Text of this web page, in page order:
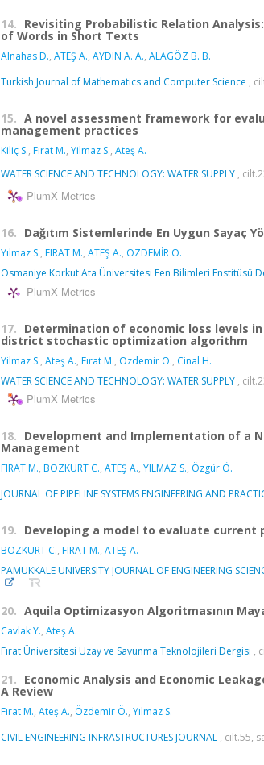
14. Revisiting Probabilistic Relation
of Words in Short Texts
Alnahas D., ATEŞ A., AYDIN A. A., ALAGÖZ B. B.
Turkish Journal of Mathematics and Computer Science ,
15. A novel assessment framework for
management practices
Kiliç S., Fırat M., Yilmaz S., Ateş A.
WATER SCIENCE AND TECHNOLOGY: WATER SUPPLY ,
PlumX Metrics
16. Dağıtım Sistemlerinde En Uygun Sayaç
Yılmaz S., FIRAT M., ATEŞ A., ÖZDEMİR Ö.
Osmaniye Korkut Ata Üniversitesi Fen Bilimleri Enstitüsü
PlumX Metrics
17. Determination of economic loss levels
district stochastic optimization algorithm
Yilmaz S., Ateş A., Fırat M., Özdemir Ö., Cinal H.
WATER SCIENCE AND TECHNOLOGY: WATER SUPPLY ,
PlumX Metrics
18. Development and Implementation of a
Management
FIRAT M., BOZKURT C., ATEŞ A., YILMAZ S., Özgür Ö.
JOURNAL OF PIPELINE SYSTEMS ENGINEERING AND
19. Developing a model to evaluate
BOZKURT C., FIRAT M., ATEŞ A.
PAMUKKALE UNIVERSITY JOURNAL OF ENGINEERING
20. Aquila Optimizasyon Algoritmasının
Cavlak Y., Ateş A.
Fırat Üniversitesi Uzay ve Savunma Teknolojileri Dergisi ,
21. Economic Analysis and Economic
A Review
Fırat M., Ateş A., Özdemir Ö., Yılmaz S.
CIVIL ENGINEERING INFRASTRUCTURES JOURNAL , cilt.55,